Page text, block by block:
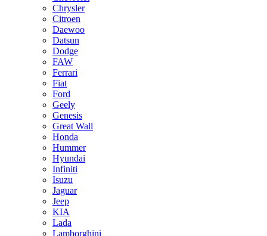
Chrysler
Citroen
Daewoo
Datsun
Dodge
FAW
Ferrari
Fiat
Ford
Geely
Genesis
Great Wall
Honda
Hummer
Hyundai
Infiniti
Isuzu
Jaguar
Jeep
KIA
Lada
Lamborghini